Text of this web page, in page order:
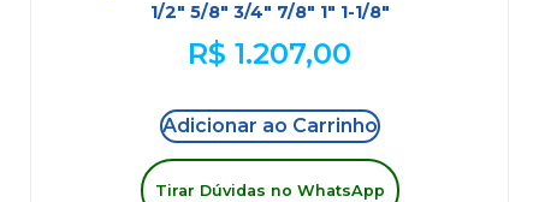
1/2″ 5/8″ 3/4″ 7/8″ 1″ 1-1/8″
R$ 1.207,00
Adicionar ao Carrinho
Tirar Dúvidas no WhatsApp